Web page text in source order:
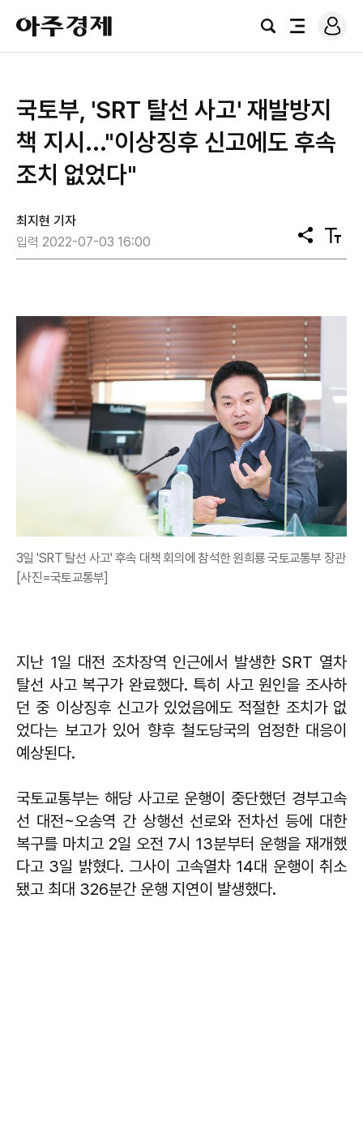
아
주
경
검
전
로
그
국토부, 'SRT 탈선 사고' 재발방지
책 지시..."이상징후 신고에도 후속
조치 없었다"
최지현 기자
입력 2022-07-03 16:00
공
유
텍
스
3일 'SRT 탈선 사고' 후속 대책 회의에 참석한 원희룡 국토교통부 장관
[사진=국토교통부]
지난 1일 대전 조차장역 인근에서 발생한 SRT 열차
탈선 사고 복구가 완료했다. 특히 사고 원인을 조사하
던 중 이상징후 신고가 있었음에도 적절한 조치가 없
었다는 보고가 있어 향후 철도당국의 엄정한 대응이
예상된다.
국토교통부는 해당 사고로 운행이 중단했던 경부고속
선 대전~오송역 간 상행선 선로와 전차선 등에 대한
복구를 마치고 2일 오전 7시 13분부터 운행을 재개했
다고 3일 밝혔다. 그사이 고속열차 14대 운행이 취소
됐고 최대 326분간 운행 지연이 발생했다.